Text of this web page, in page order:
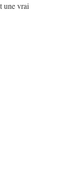
une vrai